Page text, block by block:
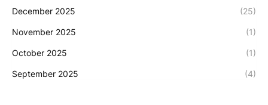
December 2025 (25)
November 2025 (1)
October 2025 (1)
September 2025 (4)